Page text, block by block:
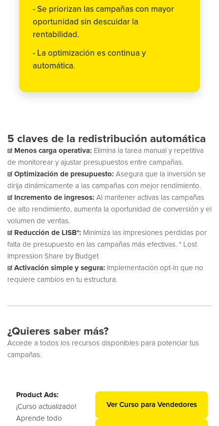
- Se priorizan las campañas con mayor
oportunidad sin descuidar la
rentabilidad.
- La optimización es continua y
automática.
5 claves de la redistribución automática
☑️ Menos carga operativa: Elimina la tarea manual y repetitiva
de monitorear y ajustar presupuestos entre campañas.
☑️ Optimización de presupuesto: Asegura que la inversión se
dirija dinámicamente a las campañas con mejor rendimiento.
☑️ Incremento de ingresos: Al mantener activas las campañas
de alto rendimiento, aumenta la oportunidad de conversión y el
volumen de ventas.
☑️ Reducción de LISB*: Minimiza las impresiones perdidas por
falta de presupuesto en las campañas más efectivas. * Lost
Impression Share by Budget
☑️ Activación simple y segura: Implementación opt-in que no
requiere cambios en tu estructura.
¿Quieres saber más?
Accede a todos los recursos disponibles para potenciar tus
campañas.
Product Ads:
¡Curso actualizado!
Aprende todo
Ver Curso para Vendedores